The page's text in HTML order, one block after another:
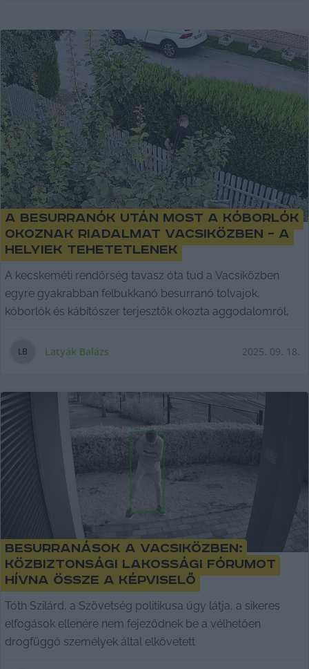
A besurranók után most a kóborlók
okoznak riadalmat Vacsiközben – a
helyiek tehetetlenek
A kecskeméti rendőrség tavasz óta tud a Vacsiközben
egyre gyakrabban felbukkanó besurranó tolvajok,
kóborlók és kábítószer terjesztők okozta aggodalomról,
LB Latyák Balázs 2025. 09. 18.
Besurranások a Vacsiközben:
közbiztonsági lakossági fórumot
hívna össze a képviselő
Tóth Szilárd, a Szövetség politikusa úgy látja, a sikeres
elfogások ellenére nem fejeződnek be a vélhetően
drogfüggő személyek által elkövetett